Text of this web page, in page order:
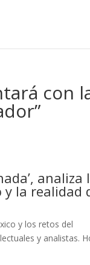
con
analiza
la realidad
y los retos del
y analistas.